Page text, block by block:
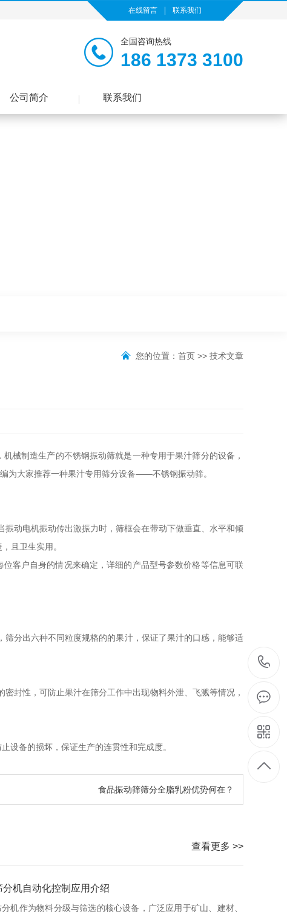
在线留言 联系我们
全国咨询热线
186 1373 3100
公司简介 联系我们
您的位置： 首页 >> 技术文章
机械制造生产的不锈钢振动筛就是一种专用于果汁筛分的设备，
为大家推荐一种果汁专用筛分设备——不锈钢振动筛。
动电机振动传出激振力时，筛框会在带动下做垂直、水平和倾
且卫生实用。
客户自身的情况来确定，详细的产品型号参数价格等信息可联
分出六种不同粒度规格的的果汁，保证了果汁的口感，能够适
封性，可防止果汁在筛分工作中出现物料外泄、飞溅等情况，
设备的损坏，保证生产的连贯性和完成度。
食品振动筛筛分全脂乳粉优势何在？
查看更多 >>
分机自动化控制应用介绍
分机作为物料分级与筛选的核心设备，广泛应用于矿山、建材、